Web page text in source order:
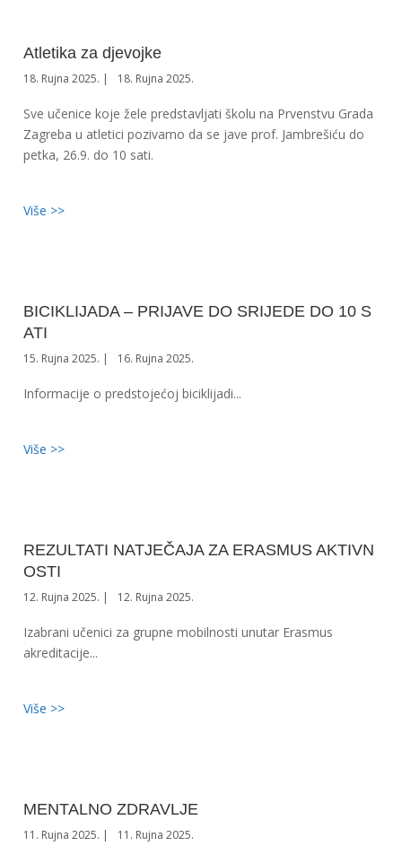
Atletika za djevojke
18. Rujna 2025. 18. Rujna 2025.
Sve učenice koje žele predstavljati školu na Prvenstvu Grada
Zagreba u atletici pozivamo da se jave prof. Jambrešiću do
petka, 26.9. do 10 sati.
Više >>
BICIKLIJADA – PRIJAVE DO SRIJEDE DO 10 S
ATI
15. Rujna 2025. 16. Rujna 2025.
Informacije o predstojećoj biciklijadi...
Više >>
REZULTATI NATJEČAJA ZA ERASMUS AKTIVN
OSTI
12. Rujna 2025. 12. Rujna 2025.
Izabrani učenici za grupne mobilnosti unutar Erasmus
akreditacije...
Više >>
MENTALNO ZDRAVLJE
11. Rujna 2025. 11. Rujna 2025.